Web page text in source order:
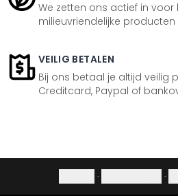
We zetten ons actief in voor
milieuvriendelijke
VEILIG BETALEN
Bij ons betaal je altijd veilig
Creditcard, Paypal of
· ·